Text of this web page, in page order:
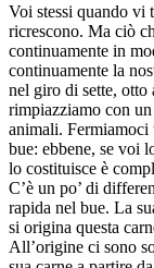
Voi stessi quando vi
ricrescono. Ma ciò
continuamente in
continuamente la
nel giro di sette,
rimpiazziamo con
animali. Fermiamoci
bue: ebbene, se voi
lo costituisce è
C’è un po’ di
rapida nel bue. La
si origina questa
All’origine ci sono